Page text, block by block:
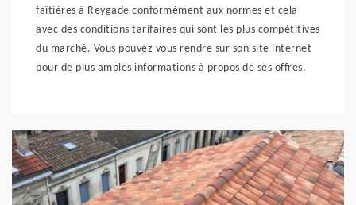
faîtières à Reygade conformément aux normes et cela
avec des conditions tarifaires qui sont les plus compétitives
du marché. Vous pouvez vous rendre sur son site internet
pour de plus amples informations à propos de ses offres.